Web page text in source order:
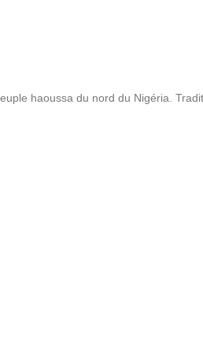
haoussa du nord du Nigéria.